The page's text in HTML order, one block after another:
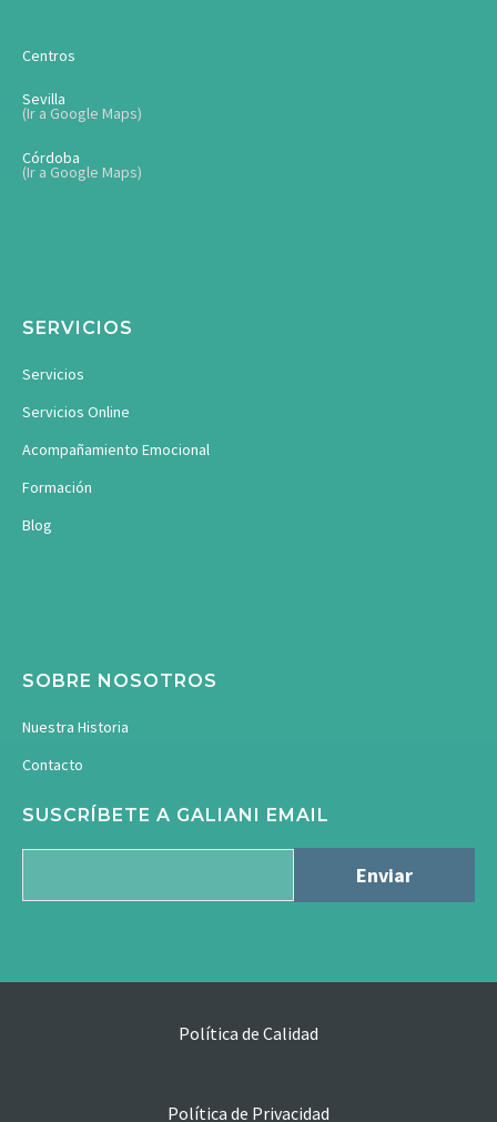
Centros
Sevilla
(Ir a Google Maps)
Córdoba
(Ir a Google Maps)
SERVICIOS
Servicios
Servicios Online
Acompañamiento Emocional
Formación
Blog
SOBRE NOSOTROS
Nuestra Historia
Contacto
SUSCRÍBETE A GALIANI EMAIL
Política de Calidad
Política de Privacidad